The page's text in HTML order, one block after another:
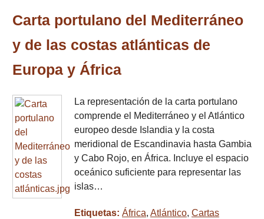
Carta portulano del Mediterráneo
y de las costas atlánticas de
Europa y África
La representación de la carta portulano
comprende el Mediterráneo y el Atlántico
europeo desde Islandia y la costa
meridional de Escandinavia hasta Gambia
y Cabo Rojo, en África. Incluye el espacio
oceánico suficiente para representar las
islas…
Etiquetas: África, Atlántico, Cartas